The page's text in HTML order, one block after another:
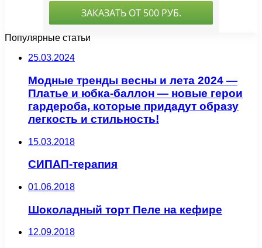
Популярные статьи
25.03.2024
Модные тренды весны и лета 2024 —
Платье и юбка-баллон — новые герои
гардероба, которые придадут образу
легкость и стильность!
15.03.2018
СИПАП-терапия
01.06.2018
Шоколадный торт Пеле на кефире
12.09.2018